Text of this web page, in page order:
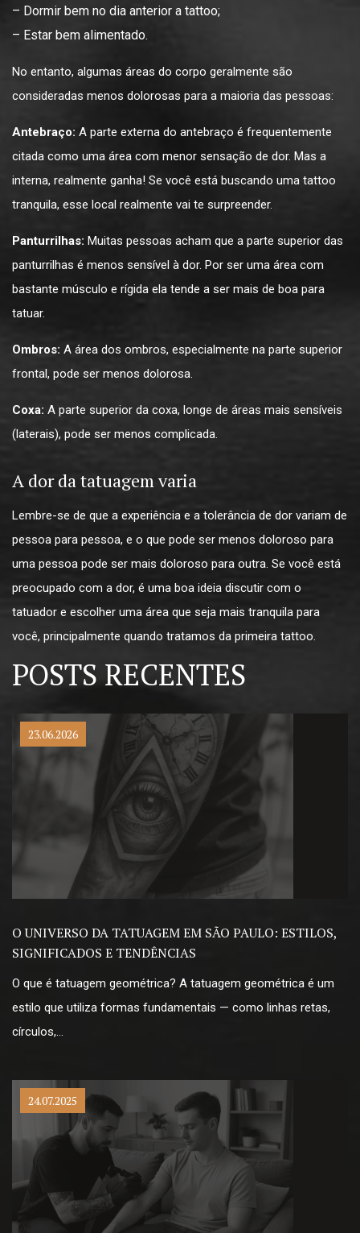
– Dormir bem no dia anterior a tattoo;
– Estar bem alimentado.
No entanto, algumas áreas do corpo geralmente são
consideradas menos dolorosas para a maioria das pessoas:
Antebraço: A parte externa do antebraço é frequentemente
citada como uma área com menor sensação de dor. Mas a
interna, realmente ganha! Se você está buscando uma tattoo
tranquila, esse local realmente vai te surpreender.
Panturrilhas: Muitas pessoas acham que a parte superior das
panturrilhas é menos sensível à dor. Por ser uma área com
bastante músculo e rígida ela tende a ser mais de boa para
tatuar.
Ombros: A área dos ombros, especialmente na parte superior
frontal, pode ser menos dolorosa.
Coxa: A parte superior da coxa, longe de áreas mais sensíveis
(laterais), pode ser menos complicada.
A dor da tatuagem varia
Lembre-se de que a experiência e a tolerância de dor variam de
pessoa para pessoa, e o que pode ser menos doloroso para
uma pessoa pode ser mais doloroso para outra. Se você está
preocupado com a dor, é uma boa ideia discutir com o
tatuador e escolher uma área que seja mais tranquila para
você, principalmente quando tratamos da primeira tattoo.
POSTS RECENTES
23.06.2026
O UNIVERSO DA TATUAGEM EM SÃO PAULO: ESTILOS,
SIGNIFICADOS E TENDÊNCIAS
O que é tatuagem geométrica? A tatuagem geométrica é um
estilo que utiliza formas fundamentais — como linhas retas,
círculos,…
24.07.2025